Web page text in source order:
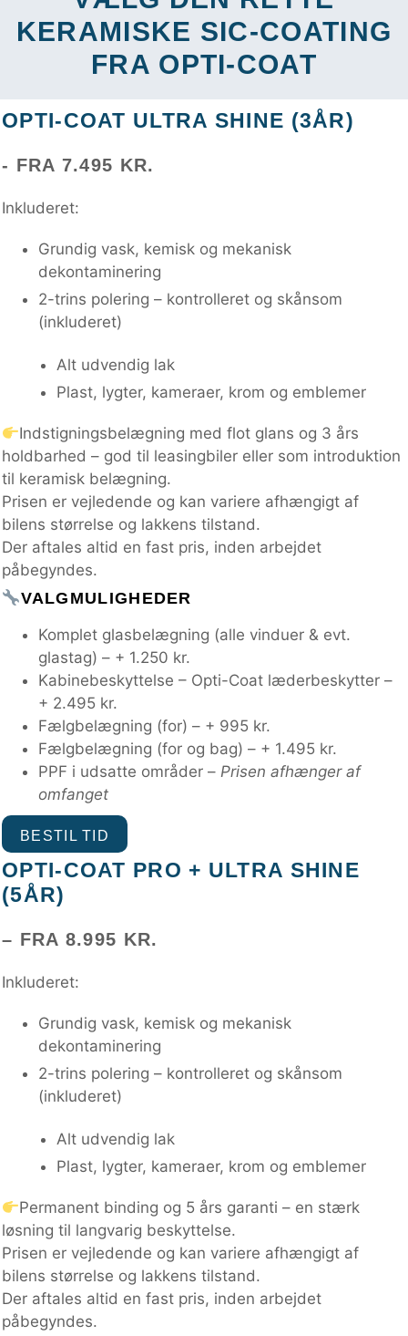
KERAMISKE SIC-COATING
FRA OPTI-COAT
OPTI-COAT ULTRA SHINE (3ÅR)
- FRA 7.495 KR.
Inkluderet:
Grundig vask, kemisk og mekanisk
dekontaminering
2-trins polering – kontrolleret og skånsom
(inkluderet)
Alt udvendig lak
Plast, lygter, kameraer, krom og emblemer
Indstigningsbelægning med flot glans og 3 års
holdbarhed – god til leasingbiler eller som introduktion
til keramisk belægning.
Prisen er vejledende og kan variere afhængigt af
bilens størrelse og lakkens tilstand.
Der aftales altid en fast pris, inden arbejdet
påbegyndes.
VALGMULIGHEDER
Komplet glasbelægning (alle vinduer & evt.
glastag) – + 1.250 kr.
Kabinebeskyttelse – Opti-Coat læderbeskytter –
+ 2.495 kr.
Fælgbelægning (for) – + 995 kr.
Fælgbelægning (for og bag) – + 1.495 kr.
PPF i udsatte områder – Prisen afhænger af
omfanget
BESTIL TID
OPTI-COAT PRO + ULTRA SHINE
(5ÅR)
– FRA 8.995 KR.
Inkluderet:
Grundig vask, kemisk og mekanisk
dekontaminering
2-trins polering – kontrolleret og skånsom
(inkluderet)
Alt udvendig lak
Plast, lygter, kameraer, krom og emblemer
Permanent binding og 5 års garanti – en stærk
løsning til langvarig beskyttelse.
Prisen er vejledende og kan variere afhængigt af
bilens størrelse og lakkens tilstand.
Der aftales altid en fast pris, inden arbejdet
påbegyndes.